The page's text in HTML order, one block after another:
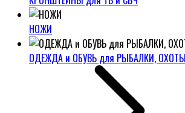
НОЖИ
ОДЕЖДА и ОБУВЬ для РЫБАЛКИ,